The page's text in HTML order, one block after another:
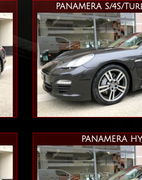
PANAMERA S/4S/
PANAMERA